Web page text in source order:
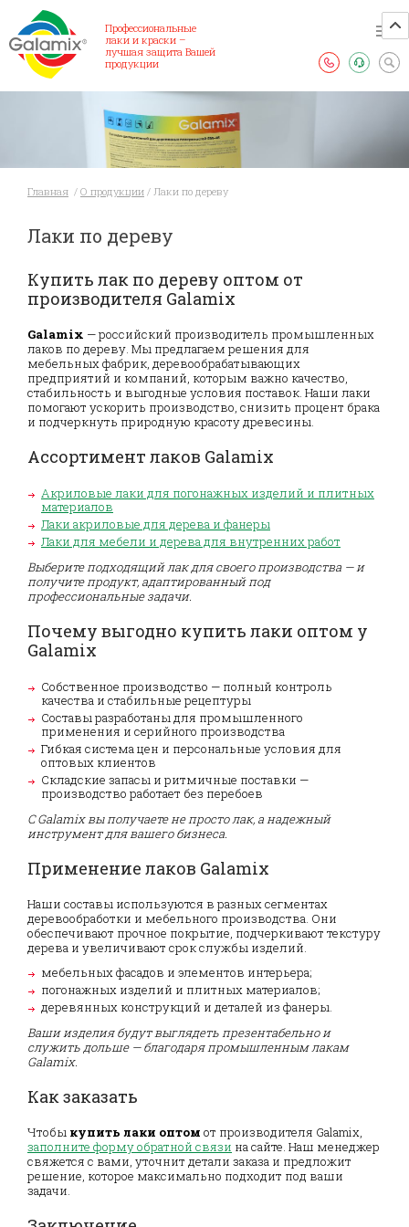
Профессиональные
лаки и краски –
лучшая защита Вашей
продукции
Главная / О продукции / Лаки по дереву
Лаки по дереву
Купить лак по дереву оптом от
производителя Galamix
Galamix — российский производитель промышленных
лаков по дереву. Мы предлагаем решения для
мебельных фабрик, деревообрабатывающих
предприятий и компаний, которым важно качество,
стабильность и выгодные условия поставок. Наши лаки
помогают ускорить производство, снизить процент брака
и подчеркнуть природную красоту древесины.
Ассортимент лаков Galamix
Акриловые лаки для погонажных изделий и плитных
материалов
Лаки акриловые для дерева и фанеры
Лаки для мебели и дерева для внутренних работ
Выберите подходящий лак для своего производства — и
получите продукт, адаптированный под
профессиональные задачи.
Почему выгодно купить лаки оптом у
Galamix
Собственное производство — полный контроль
качества и стабильные рецептуры
Составы разработаны для промышленного
применения и серийного производства
Гибкая система цен и персональные условия для
оптовых клиентов
Складские запасы и ритмичные поставки —
производство работает без перебоев
С Galamix вы получаете не просто лак, а надежный
инструмент для вашего бизнеса.
Применение лаков Galamix
Наши составы используются в разных сегментах
деревообработки и мебельного производства. Они
обеспечивают прочное покрытие, подчеркивают текстуру
дерева и увеличивают срок службы изделий.
мебельных фасадов и элементов интерьера;
погонажных изделий и плитных материалов;
деревянных конструкций и деталей из фанеры.
Ваши изделия будут выглядеть презентабельно и
служить дольше — благодаря промышленным лакам
Galamix.
Как заказать
Чтобы купить лаки оптом от производителя Galamix,
заполните форму обратной связи на сайте. Наш менеджер
свяжется с вами, уточнит детали заказа и предложит
решение, которое максимально подходит под ваши
задачи.